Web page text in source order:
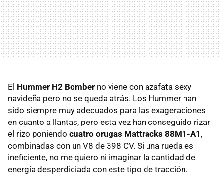
El Hummer H2 Bomber no viene con azafata sexy
navideña pero no se queda atrás. Los Hummer han
sido siempre muy adecuados para las exageraciones
en cuanto a llantas, pero esta vez han conseguido rizar
el rizo poniendo cuatro orugas Mattracks 88M1-A1 ,
combinadas con un V8 de 398 CV. Si una rueda es
ineficiente, no me quiero ni imaginar la cantidad de
energía desperdiciada con este tipo de tracción.